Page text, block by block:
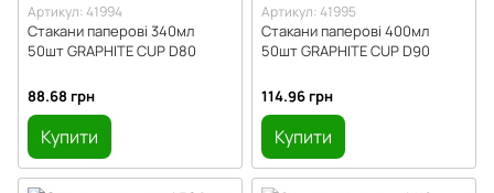
Артикул: 41994
Стакани паперові 340мл
50шт GRAPHITE CUP D80
88.68 грн
Купити
Артикул: 41995
Стакани паперові 400мл
50шт GRAPHITE CUP D90
114.96 грн
Купити